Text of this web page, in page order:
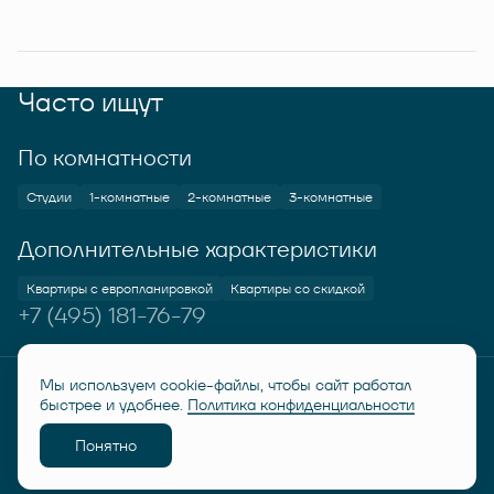
Часто ищут
По комнатности
Студии 1-комнатные 2-комнатные 3-комнатные
Дополнительные характеристики
Квартиры с европланировкой Квартиры со скидкой
+7 (495) 181-76-79
© RUSICH KOTELNIKI 2026Политика конфиденциальности
Дисклеймер "Семейная ипотека от 6%"
Мы используем cookie-файлы, чтобы сайт работал
быстрее и удобнее. Политика конфиденциальности
Понятно